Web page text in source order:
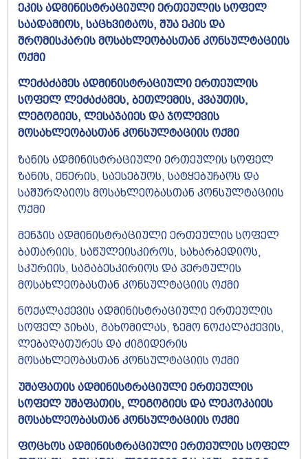
ეკის ადმინისტრაციული ერთეულის სოფელ
საადამიოს, საცხვიტაოს, შუა ეკის და
შრომისკარის მოსახლეობასთან კონსულტაციის
ოქმი
ლეძაძამეს ადმინისტრაციული ერთეულის
სოფელ ლეძაძამეს, ბეთლემის, კვაუთის,
ლეგოგიეს, ლესაჯაიეს და ჯოლევის
მოსახლეობასთან კონსულტაციის ოქმი
ზანის ადმინისტრაციული ერთეულის სოფელ
ზანის, ეწერის, საესებუოს, სატყებუჩაოს და
საშურღაიოს მოსახლეობასთან კონსულტაციის
ოქმი
მენჯის ადმინისტრაციული ერთეულის სოფელ
ბათარიის, საწულეისკიროს, სახარბედიოს,
სკურიის, საგაბესკირიოს და პერტულის
მოსახლეობასთან კონსულტაციის ოქმი
ნოქალაქევის ადმინისტრაციული ერთეულის
სოფელ ჯიხას, გახომილას, ზემო ნოქალაქევის,
ლებაღათურეს და ძიგიდერის
მოსახლეობასთან კონსულტაციის ოქმი
უშაფათის ადმინისტრაციული ერთეულის
სოფელ უშაფათის, ლეგოგიეს და ლეკოკაიეს
მოსახლეობასთან კონსულტაციის ოქმი
ფოცხოს ადმინისტრაციული ერთეულის სოფელ